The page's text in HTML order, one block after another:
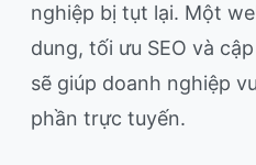
nghiệp bị tụt lại. Một
dung, tối ưu SEO và
sẽ giúp doanh nghiệp
phần trực tuyến.